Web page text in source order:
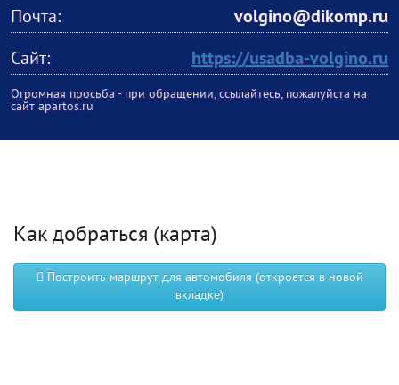
Почта:
volgino@dikomp.ru
Сайт:
https://usadba-volgino.ru
Огромная просьба - при обращении, ссылайтесь, пожалуйста на
сайт apartos.ru
Как добраться (карта)
Построить маршрут для автомобиля (откроется в новой
вкладке)